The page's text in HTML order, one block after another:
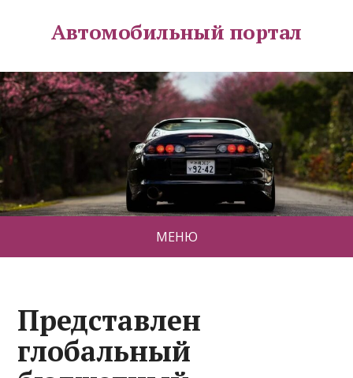
Автомобильный портал
МЕНЮ
Представлен
глобальный